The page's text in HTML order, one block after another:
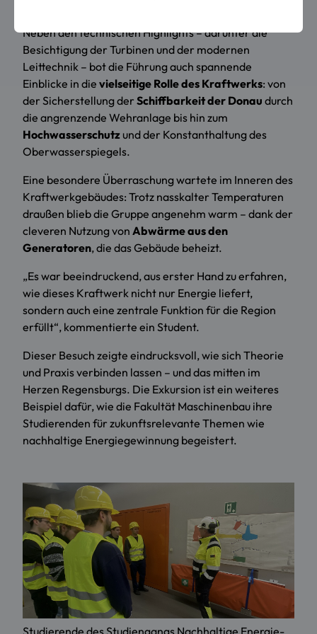
Neben den technischen Highlights – darunter die
Besichtigung der Turbinen und der modernen
Leittechnik – bot die Führung auch spannende
Einblicke in die vielseitige Rolle des Kraftwerks: von
der Sicherstellung der Schiffbarkeit der Donau durch
die angrenzende Wehranlage bis hin zum
Hochwasserschutz und der Konstanthaltung des
Oberwasserspiegels.
Eine besondere Überraschung wartete im Inneren des
Kraftwerkgebäudes: Trotz nasskalter Temperaturen
draußen blieb die Gruppe angenehm warm – dank der
cleveren Nutzung von Abwärme aus den
Generatoren, die das Gebäude beheizt.
„Es war beeindruckend, aus erster Hand zu erfahren,
wie dieses Kraftwerk nicht nur Energie liefert,
sondern auch eine zentrale Funktion für die Region
erfüllt“, kommentierte ein Student.
Dieser Besuch zeigte eindrucksvoll, wie sich Theorie
und Praxis verbinden lassen – und das mitten im
Herzen Regensburgs. Die Exkursion ist ein weiteres
Beispiel dafür, wie die Fakultät Maschinenbau ihre
Studierenden für zukunftsrelevante Themen wie
nachhaltige Energiegewinnung begeistert.